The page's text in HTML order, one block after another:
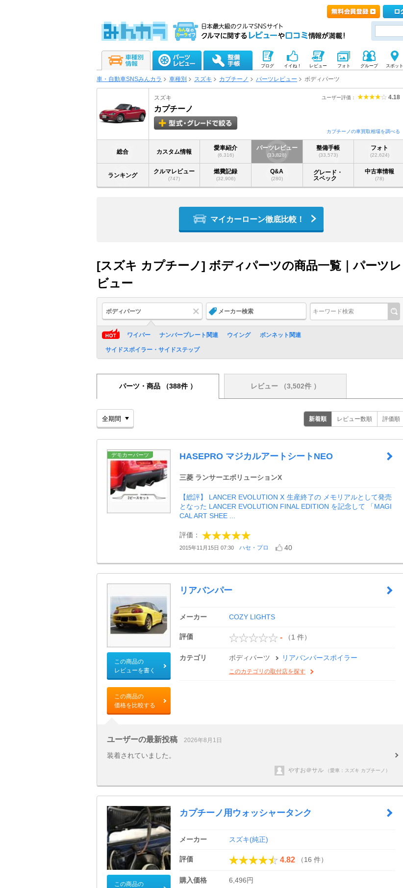
ブログ イイね！ レビュー フォト グループ スポット
車・自動車SNSみんカラ 車種別 スズキ カプチーノ パーツレビュー ボディパーツ
ユーザー評価： 4.18
スズキ
カプチーノ
カプチーノの車買取相場を調べる
総合 カスタム情報
愛車紹介
(6,316)
パーツレビュー
(33,828)
整備手帳
(33,573)
フォト
(22,624)
ランキング
クルマレビュー
(747)
燃費記録
(32,906)
Q&A
(280)
グレード・
スペック
中古車情報
(78)
マイカーローン徹底比較！
[スズキ カプチーノ] ボディパーツの商品一覧｜パーツレ
ビュー
ボディパーツ メーカー検索
ワイパー ナンバープレート関連 ウイング ボンネット関連
サイドスポイラー・サイドステップ
パーツ・商品 （388件 ） レビュー （3,502件 ）
新着順 レビュー数順 評価順
デモカーパーツ HASEPRO マジカルアートシートNEO
三菱 ランサーエボリューションX
【総評】 LANCER EVOLUTION Ⅹ 生産終了の メモリアルとして発売
となった LANCER EVOLUTION FINAL EDITION を記念して 「MAGI
CAL ART SHEE ...
評価：
2015年11月15日 07:30 ハセ・プロ 40
この商品の
レビューを書く
この商品の
価格を比較する
リアバンパー
メーカー COZY LIGHTS
評価 - （1 件）
カテゴリ ボディパーツ リアバンパースポイラー
このカテゴリの取付店を探す
ユーザーの最新投稿 2026年8月1日
装着されていました。
やすお＠サル （愛車：スズキ カプチーノ）
この商品の
カプチーノ用ウォッシャータンク
メーカー スズキ(純正)
評価 4.82 （16 件）
購入価格 6,496円